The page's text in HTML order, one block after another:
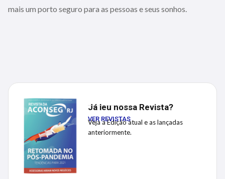
mais um porto seguro para as pessoas e seus sonhos.
Já leu nossa Revista?
Veja a Edição atual e as lançadas
anteriormente.
VER REVISTAS